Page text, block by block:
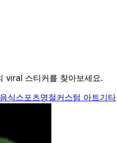
viral 스티커를 찾아보세요.
음식스포츠명절커스텀 아트기타